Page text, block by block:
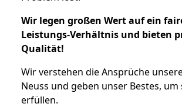
Wir legen großen Wert auf ein
Leistungs-Verhältnis und bieten
Qualität!
Wir verstehen die Ansprüche
Neuss und geben unser Bestes, um
erfüllen.